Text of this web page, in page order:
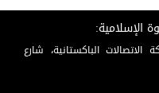
الإسلامية:
الباكستانية، شارع